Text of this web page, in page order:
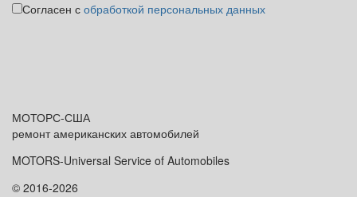
Согласен с обработкой персональных данных
МОТОРС-США
ремонт американских автомобилей
MOTORS-Universal Service of Automobiles
© 2016-2026